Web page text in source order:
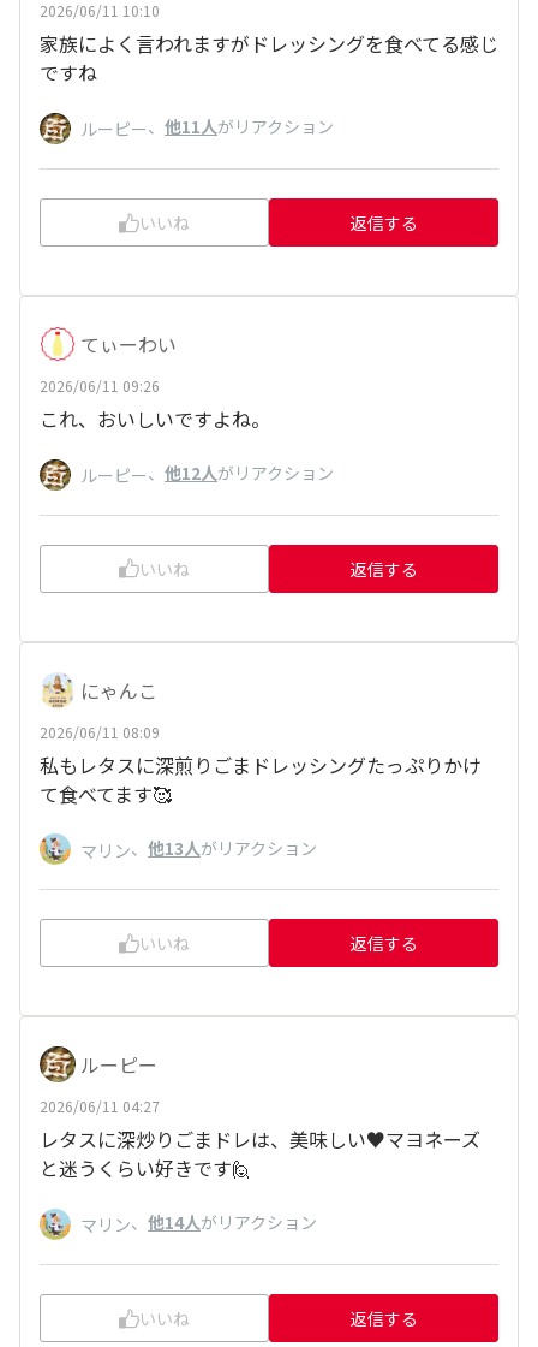
2026/06/11 10:10
家族によく言われますがドレッシングを食べてる感じ
ですね
ルーピー、 他11人がリアクション
いいね 返信する
てぃーわい
2026/06/11 09:26
これ、おいしいですよね。
ルーピー、 他12人がリアクション
いいね 返信する
にゃんこ
2026/06/11 08:09
私もレタスに深煎りごまドレッシングたっぷりかけ
て食べてます🥰
マリン、 他13人がリアクション
いいね 返信する
ルーピー
2026/06/11 04:27
レタスに深炒りごまドレは、美味しい♥️マヨネーズ
と迷うくらい好きです🙋
マリン、 他14人がリアクション
いいね 返信する